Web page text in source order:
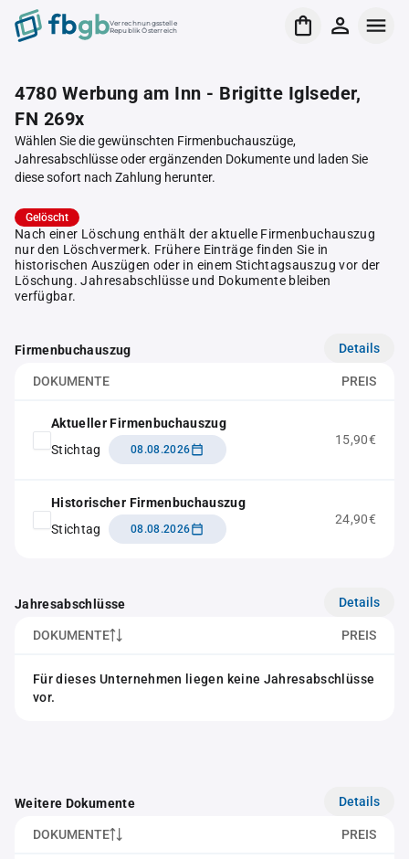
Verrechnungsstelle
Republik Österreich
4780 Werbung am Inn - Brigitte Iglseder,
FN 269x
Wählen Sie die gewünschten Firmenbuchauszüge,
Jahresabschlüsse oder ergänzenden Dokumente und laden Sie
diese sofort nach Zahlung herunter.
Gelöscht
Nach einer Löschung enthält der aktuelle Firmenbuchauszug
nur den Löschvermerk. Frühere Einträge finden Sie in
historischen Auszügen oder in einem Stichtagsauszug vor der
Löschung. Jahresabschlüsse und Dokumente bleiben
verfügbar.
Firmenbuchauszug Details
DOKUMENTE PREIS
Aktueller Firmenbuchauszug
Stichtag
08.08.2026
15,90€
Historischer Firmenbuchauszug
Stichtag
08.08.2026
24,90€
Jahresabschlüsse Details
DOKUMENTE PREIS
Für dieses Unternehmen liegen keine Jahresabschlüsse
vor.
Weitere Dokumente Details
DOKUMENTE PREIS